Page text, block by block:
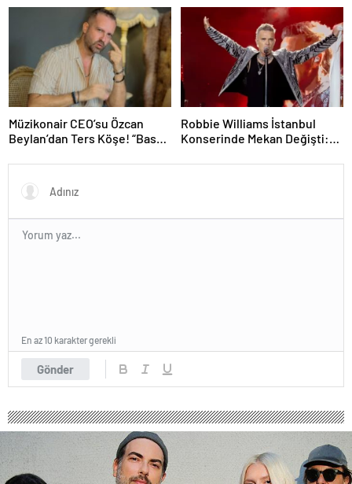
Müzikonair CEO’su Özcan
Beylan’dan Ters Köşe! “Bas
Adımını Attı!
Robbie Williams İstanbul
Konserinde Mekan Değişti:
Taşındı!
Gönder
En az 10 karakter gerekli